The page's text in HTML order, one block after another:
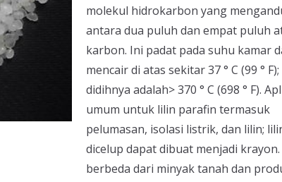
molekul hidrokarbon yang
antara dua puluh dan empat puluh
karbon. Ini padat pada suhu kamar
mencair di atas sekitar 37 ° C (99 °
didihnya adalah> 370 ° C (698 ° F).
umum untuk lilin parafin termasuk
pelumasan, isolasi listrik, dan lilin;
dicelup dapat dibuat menjadi
berbeda dari minyak tanah dan